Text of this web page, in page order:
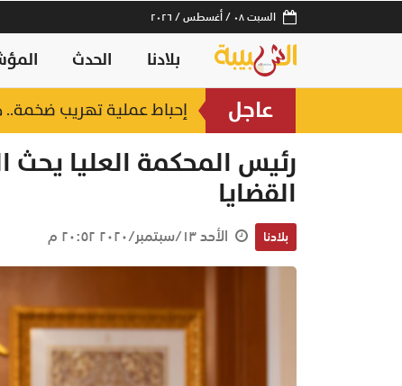
السبت ٠٨ / أغسطس / ٢٠٢٦
بلادنا الحدث
عاجل إحباط عملية تهريب ضخمة.. خفر السواحل يُسقط 3
رئيس المحكمة العليا
القضايا
بلادنا الأحد ١٣/سبتمبر/٢٠٢٠ ٢٠:٥٢ م